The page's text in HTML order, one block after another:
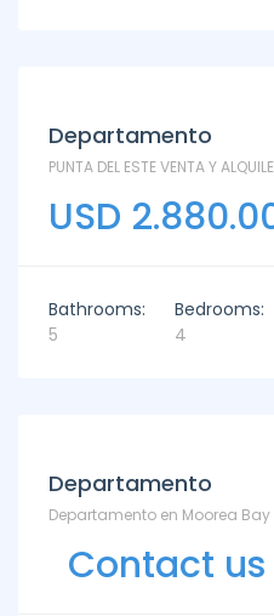
Departamento
USD
Bathrooms:
5
Bedrooms:
4
Departamento
Contact us